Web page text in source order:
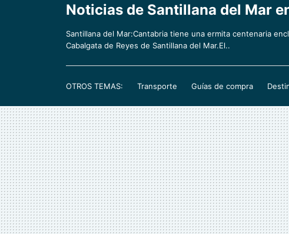
Noticias de Santillana del Mar
Santillana del Mar:Cantabria tiene una ermita centenaria
Cabalgata de Reyes de Santillana del Mar.El..
OTROS TEMAS: Transporte Guías de compra